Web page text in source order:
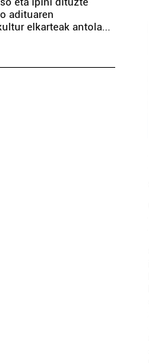
adituaren
elkarteak antola...